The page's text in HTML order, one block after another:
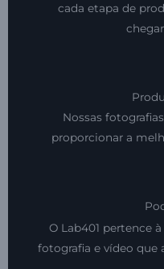
cada etapa de
Nossas
proporcionar a
O Lab401 pertence à
fotografia e vídeo que